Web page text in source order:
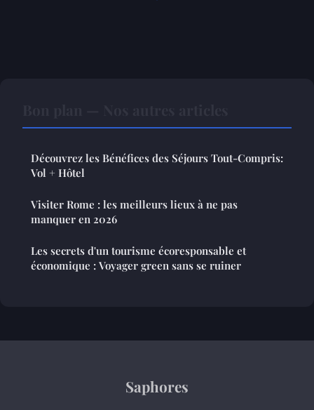
Découvrez les Bénéfices des Séjours Tout-Compris:
Vol + Hôtel
Visiter Rome : les meilleurs lieux à ne pas
manquer en 2026
Les secrets d'un tourisme écoresponsable et
économique : Voyager green sans se ruiner
Saphores